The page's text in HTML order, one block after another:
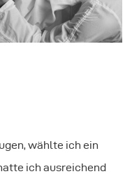
wählte ich ein
ich ausreichend